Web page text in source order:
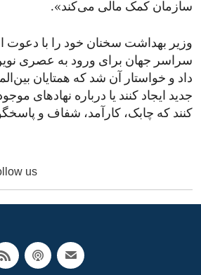
سازمان کمک مالی می‌کند».
وزیر بهداشت سخنان خود را با دعوت
سراسر جهان برای ورود به عصری
داد و خواستار آن شد که همتایان
جدید ایجاد کنند یا درباره نهادهای
کنند که چابک، کارآمد، شفاف و
us